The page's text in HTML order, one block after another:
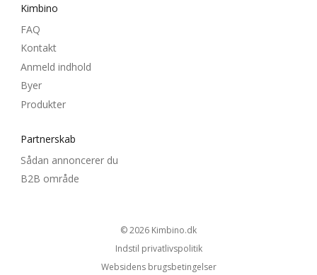
Kimbino
FAQ
Kontakt
Anmeld indhold
Byer
Produkter
Partnerskab
Sådan annoncerer du
B2B område
© 2026
kimbino.dk
Indstil privatlivspolitik
Websidens brugsbetingelser